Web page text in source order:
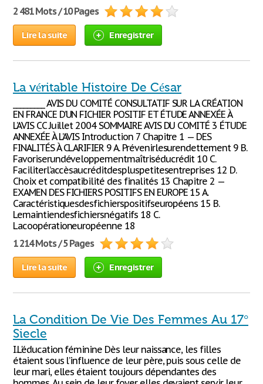
2 481 Mots / 10 Pages
Lire la suite Enregistrer
La véritable Histoire De César
_________ AVIS DU COMITÉ CONSULTATIF SUR LA CRÉATION
EN FRANCE D’UN FICHIER POSITIF ET ÉTUDE ANNEXÉE À
L’AVIS CC Juillet 2004 SOMMAIRE AVIS DU COMITÉ 3 ÉTUDE
ANNEXÉE À L’AVIS Introduction 7 Chapitre 1 — DES
FINALITÉS À CLARIFIER 9 A. Prévenirlesurendettement 9 B.
Favoriserundéveloppementmaîtriséducrédit 10 C.
Faciliterl’accèsaucréditdespluspetitesentreprises 12 D.
Choix et compatibilité des finalités 13 Chapitre 2 —
EXAMEN DES FICHIERS POSITIFS EN EUROPE 15 A.
Caractéristiquesdesfichierspositifseuropéens 15 B.
Lemaintiendesfichiersnégatifs 18 C.
Lacoopérationeuropéenne 18
1 214 Mots / 5 Pages
Lire la suite Enregistrer
La Condition De Vie Des Femmes Au 17°
Siecle
I.L'éducation féminine Dès leur naissance, les filles
étaient sous l’influence de leur père, puis sous celle de
leur mari, elles étaient toujours dépendantes des